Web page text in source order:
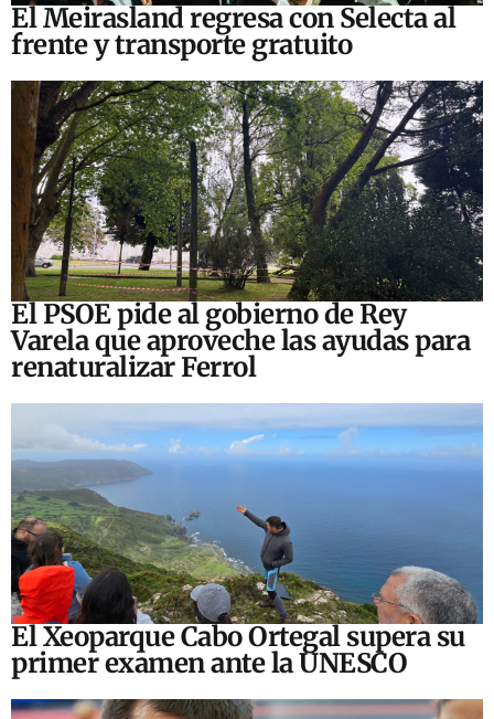
El Meirasland regresa con Selecta al
frente y transporte gratuito
El PSOE pide al gobierno de Rey
Varela que aproveche las ayudas para
renaturalizar Ferrol
El Xeoparque Cabo Ortegal supera su
primer examen ante la UNESCO